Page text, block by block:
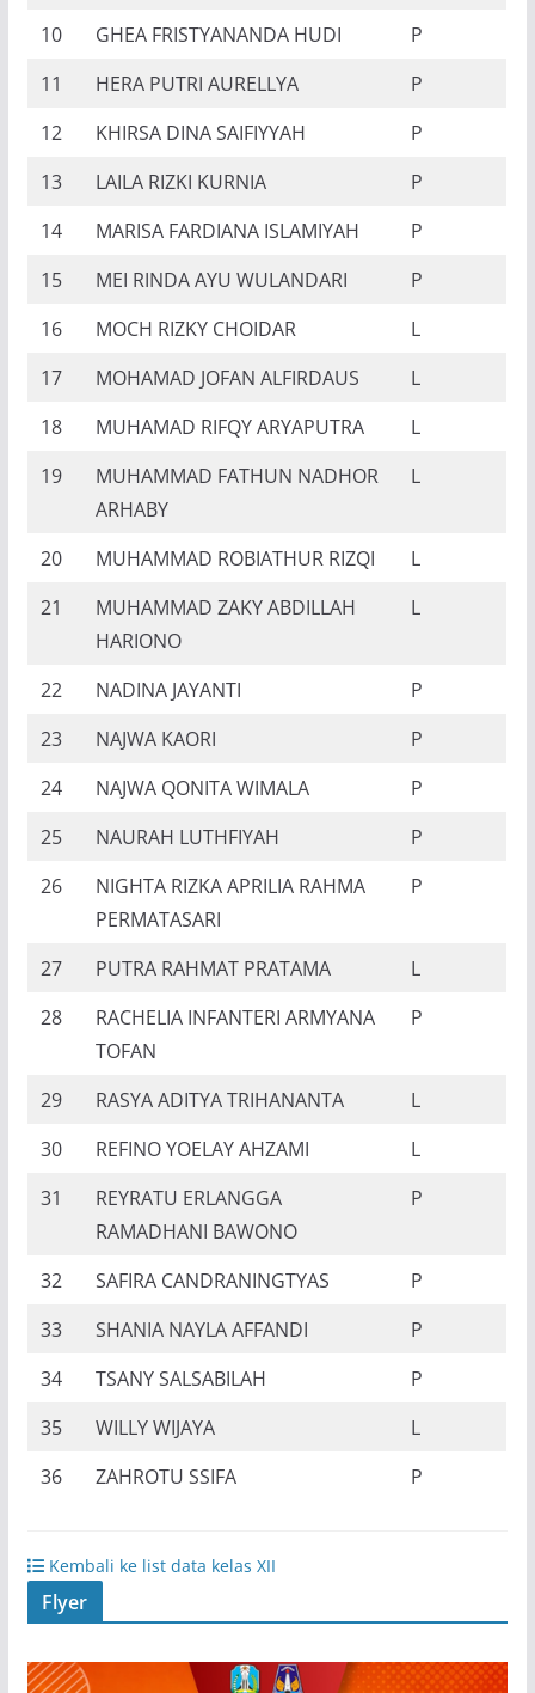
10
GHEA FRISTYANANDA HUDI
P
11
HERA PUTRI AURELLYA
P
12
KHIRSA DINA SAIFIYYAH
P
13
LAILA RIZKI KURNIA
P
14
MARISA FARDIANA ISLAMIYAH
P
15
MEI RINDA AYU WULANDARI
P
16
MOCH RIZKY CHOIDAR
L
17
MOHAMAD JOFAN ALFIRDAUS
L
18
MUHAMAD RIFQY ARYAPUTRA
L
19
MUHAMMAD FATHUN NADHOR
ARHABY
L
20 MUHAMMAD ROBIATHUR RIZQI
L
21
MUHAMMAD ZAKY ABDILLAH
HARIONO
L
22 NADINA JAYANTI
P
23
NAJWA KAORI
P
24
NAJWA QONITA WIMALA
P
25
NAURAH LUTHFIYAH
P
26
NIGHTA RIZKA APRILIA RAHMA
PERMATASARI
P
27 PUTRA RAHMAT PRATAMA
L
28
RACHELIA INFANTERI ARMYANA
TOFAN
P
29 RASYA ADITYA TRIHANANTA
L
30
REFINO YOELAY AHZAMI
L
31
REYRATU ERLANGGA
RAMADHANI BAWONO
P
32 SAFIRA CANDRANINGTYAS
P
33
SHANIA NAYLA AFFANDI
P
34
TSANY SALSABILAH
P
35
WILLY WIJAYA
L
36
ZAHROTU SSIFA P
Kembali ke list data kelas XII
Flyer